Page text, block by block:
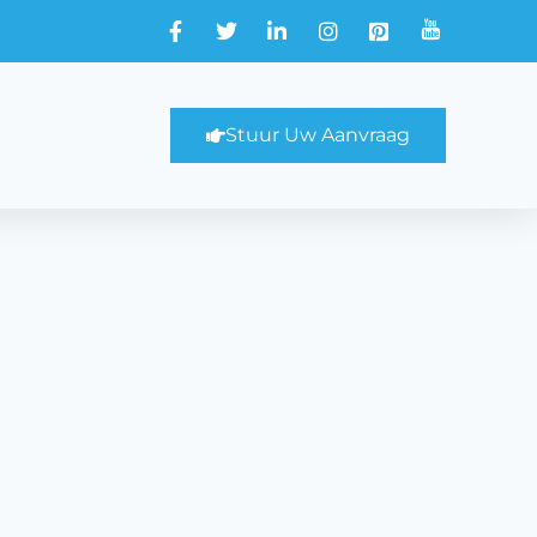
Stuur Uw Aanvraag